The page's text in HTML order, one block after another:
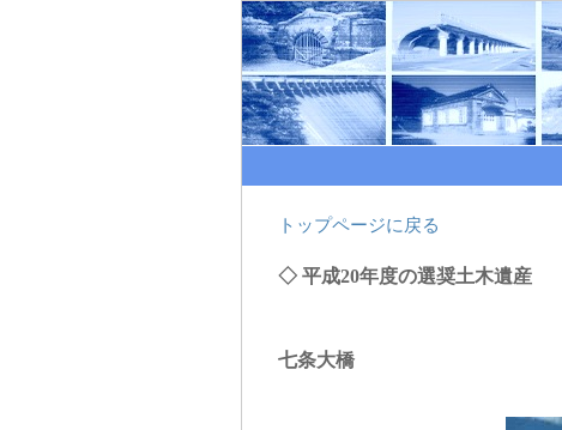
トップページに戻る
◇ 平成20年度の選奨土木遺産
七条大橋